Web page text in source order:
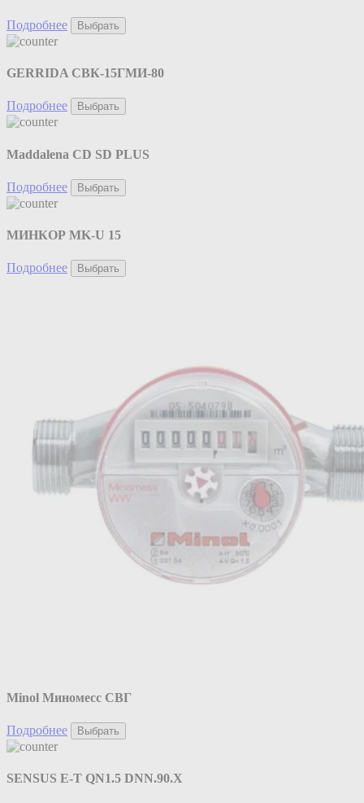
Подробнее Выбрать
GERRIDA СВК-15ГМИ-80
Подробнее Выбрать
Maddalena CD SD PLUS
Подробнее Выбрать
МИНКОР MK-U 15
Подробнее Выбрать
Minol Миномесс СВГ
Подробнее Выбрать
SENSUS E-T QN1.5 DNN.90.X